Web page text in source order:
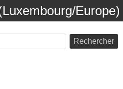
Europe)
Rechercher